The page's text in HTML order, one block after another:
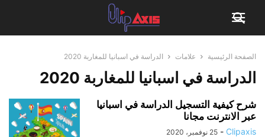
الصفحة الرئيسية علامات الدراسة في اسبانيا للمغاربة 2020
الدراسة في اسبانيا للمغاربة 2020
شرح كيفية التسجيل الدراسة في اسبانيا
عبر الانترنت مجانا
Clipaxis
- 25 نوفمبر، 2020